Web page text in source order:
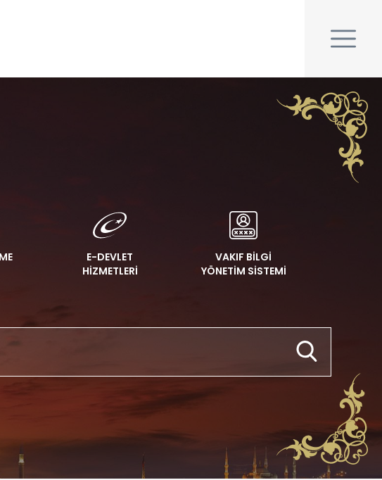
E-DEVLET
HİZMETLERİ
VAKIF BİLGİ
YÖNETİM SİSTEMİ